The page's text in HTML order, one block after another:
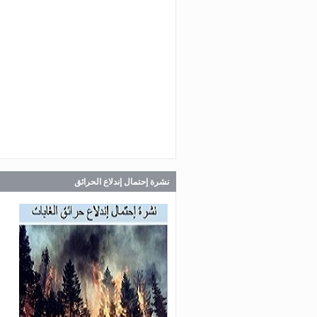
اللبناني البيان الآتي:
Jul 28, 2026
صدر عن دائرة الإعلام والعلاقات
في المديرية العامة للدفاع المدني
اللبناني البيان الآتي:
نشرة إحتمال إندلاع الحرائق